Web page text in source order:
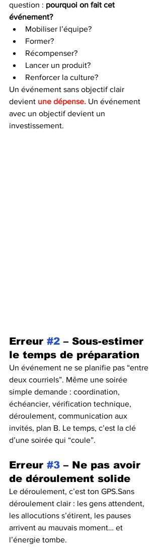
question : pourquoi on fait cet
événement?
Mobiliser l’équipe?
Former?
Récompenser?
Lancer un produit?
Renforcer la culture?
Un événement sans objectif clair
devient une dépense. Un événement
avec un objectif devient un
investissement.
Erreur #2 – Sous-estimer
le temps de préparation
Un événement ne se planifie pas “entre
deux courriels”. Même une soirée
simple demande : coordination,
échéancier, vérification technique,
déroulement, communication aux
invités, plan B. Le temps, c’est la clé
d’une soirée qui “coule”.
Erreur #3 – Ne pas avoir
de déroulement solide
Le déroulement, c’est ton GPS.Sans
déroulement clair : les gens attendent,
les allocutions s’étirent, les pauses
arrivent au mauvais moment… et
l’énergie tombe.